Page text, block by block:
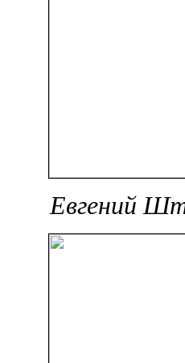
Евгений